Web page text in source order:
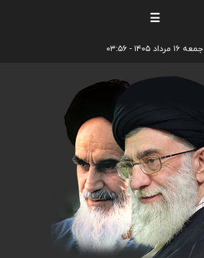
☰
جمعه ۱۶ مرداد ۱۴۰۵ - ۰۳:۵۶